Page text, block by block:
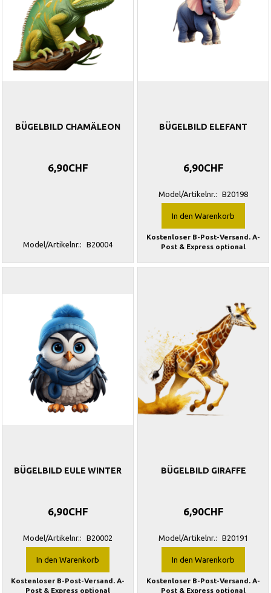
BÜGELBILD CHAMÄLEON
6,90CHF
Model/Artikelnr.: B20004
BÜGELBILD ELEFANT
6,90CHF
Model/Artikelnr.: B20198
In den Warenkorb
Kostenloser B-Post-Versand. A-
Post & Express optional
BÜGELBILD EULE WINTER
6,90CHF
Model/Artikelnr.: B20002
In den Warenkorb
Kostenloser B-Post-Versand. A-
Post & Express optional
BÜGELBILD GIRAFFE
6,90CHF
Model/Artikelnr.: B20191
In den Warenkorb
Kostenloser B-Post-Versand. A-
Post & Express optional